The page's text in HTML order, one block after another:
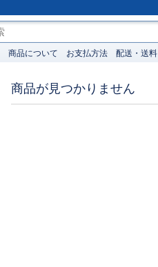
商品について お支払方法 配送・送料
商品が見つかりません